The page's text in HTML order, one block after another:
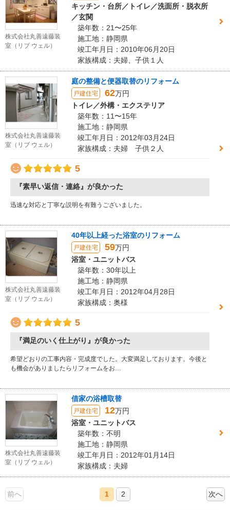
株式会社丸善遠藤装
室（リブ ウェル）
キッチン・台所／トイレ／洗面所・脱衣所
／玄関
築年数：21〜25年
施工地：静岡県
竣工年月日：2010年06月20日
家族構成：夫婦、子供１人
株式会社丸善遠藤装
室（リブ ウェル）
庭の整備と便器取替のリフォーム
戸建住宅 62万円
トイレ／外構・エクステリア
築年数：11〜15年
施工地：静岡県
竣工年月日：2012年03月24日
家族構成：夫婦 子供２人
5
『素早い返信・連絡』が良かった
迅速な対応と丁寧な説明を有難うございました。
株式会社丸善遠藤装
室（リブ ウェル）
40年以上経った浴室のリフォーム
戸建住宅 59万円
浴室・ユニットバス
築年数：30年以上
施工地：静岡県
竣工年月日：2012年04月28日
家族構成：奥様
5
『満足のいく仕上がり』が良かった
希望どおりの工事内容・完成度でした。大変満足しております。今後と
も機会がありましたらリフォームをお…
株式会社丸善遠藤装
室（リブ ウェル）
借家の浴槽取替
戸建住宅 12万円
浴室・ユニットバス
築年数：不明
施工地：静岡県
竣工年月日：2012年01月14日
家族構成：夫婦
前へ 1 2 次へ